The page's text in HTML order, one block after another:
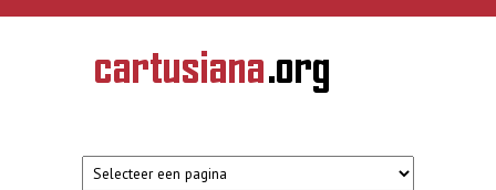
Overslaan en naar de inhoud gaan
CARTUSIANA
Geschiedenis
van de